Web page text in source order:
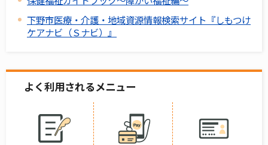
下野市医療・介護・地域資源情報検索サイト『しもつけ
ケアナビ（Ｓナビ）』
よく利用されるメニュー